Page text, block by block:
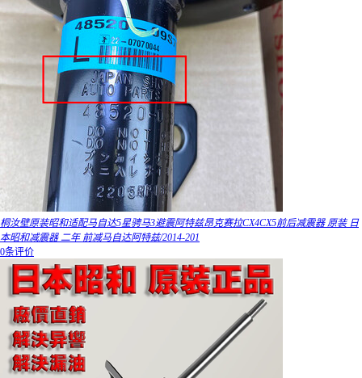
桐汝壁原装昭和适配马自达5星骋马3避震阿特兹昂克赛拉CX4CX5前后减震器 原装 日
本昭和减震器 二年 前减马自达阿特兹/2014-201
0条评价